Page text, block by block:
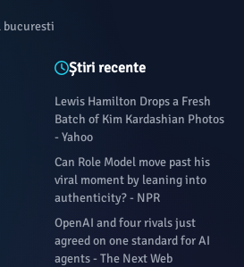
Știri recente
Lewis Hamilton Drops a Fresh
Batch of Kim Kardashian Photos
- Yahoo
Can Role Model move past his
viral moment by leaning into
authenticity? - NPR
OpenAI and four rivals just
agreed on one standard for AI
agents - The Next Web